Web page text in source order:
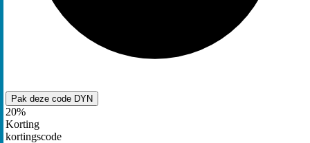
Pak deze code DYN
20%
Korting
kortingscode